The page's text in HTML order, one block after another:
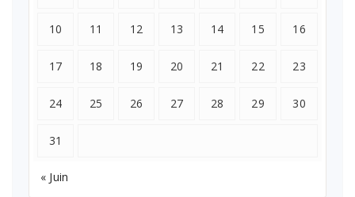
10 11 12 13 14 15 16
17 18 19 20 21 22 23
24 25 26 27 28 29 30
31
« Juin